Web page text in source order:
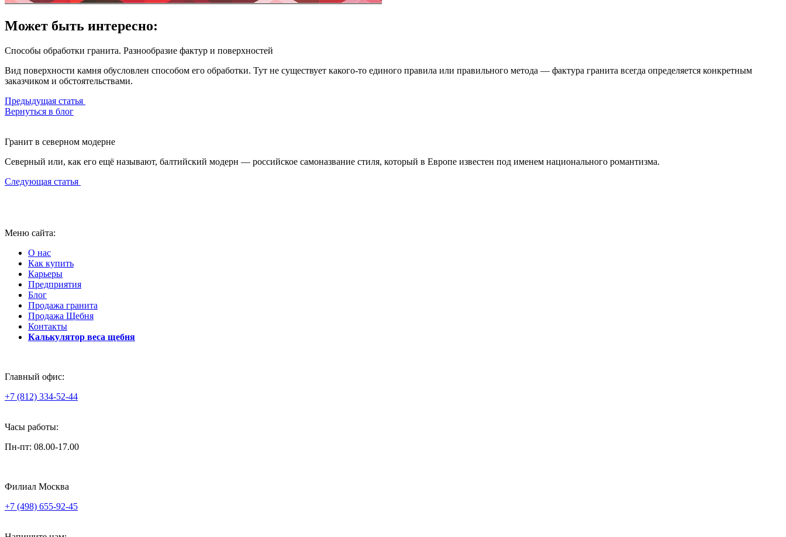
Может быть интересно:
Способы обработки гранита. Разнообразие фактур и поверхностей
Вид поверхности камня обусловлен способом его обработки. Тут не существует какого-то единого правила или правильного метода — фактура гранита всегда определяется конкретным
заказчиком и обстоятельствами.
Предыдущая статья
Вернуться в блог
Гранит в северном модерне
Северный или, как его ещё называют, балтийский модерн — российское самоназвание стиля, который в Европе известен под именем национального романтизма.
Следующая статья
Меню сайта:
О нас
Как купить
Карьеры
Предприятия
Блог
Продажа гранита
Продажа Щебня
Контакты
Калькулятор веса щебня
Главный офис:
+7 (812) 334-52-44
Часы работы:
Пн-пт: 08.00-17.00
Филиал Москва
+7 (498) 655-92-45